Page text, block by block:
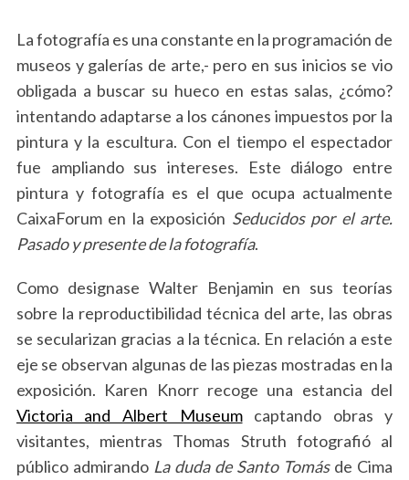
La fotografía es una constante en la programación de
museos y galerías de arte,- pero en sus inicios se vio
obligada a buscar su hueco en estas salas, ¿cómo?
intentando adaptarse a los cánones impuestos por la
pintura y la escultura. Con el tiempo el espectador
fue ampliando sus intereses. Este diálogo entre
pintura y fotografía es el que ocupa actualmente
CaixaForum en la exposición Seducidos por el arte.
Pasado y presente de la fotografía.
Como designase Walter Benjamin en sus teorías
sobre la reproductibilidad técnica del arte, las obras
se secularizan gracias a la técnica. En relación a este
eje se observan algunas de las piezas mostradas en la
exposición. Karen Knorr recoge una estancia del
Victoria and Albert Museumcaptando obras y
visitantes, mientras Thomas Struth fotografió al
público admirando La duda de Santo Tomásde Cima